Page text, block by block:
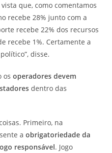
vista que, como comentamos
recebe 28% junto com a
recebe 22% dos recursos
recebe 1%. Certamente a
disse.
os operadores devem
dentro das
Primeiro, na
aobrigatoriedade da
responsável. Jogo